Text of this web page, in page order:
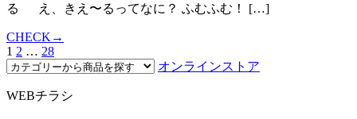
る え、きえ〜るってなに？ ふむふむ！ […]
CHECK→
1 2 … 28
オンラインストア
WEBチラシ